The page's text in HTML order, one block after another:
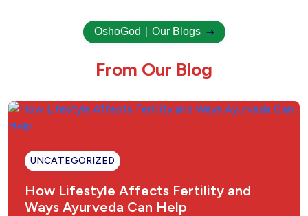
OshoGod Our Blogs
From Our Blog
UNCATEGORIZED
How Lifestyle Affects Fertility and
Ways Ayurveda Can Help